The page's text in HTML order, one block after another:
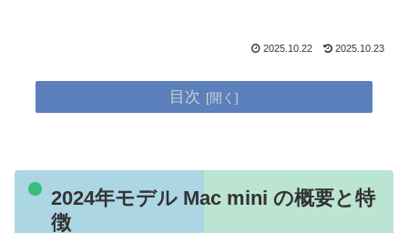
2025.10.22 2025.10.23
目次
2024年モデル Mac mini の概要と特
徴